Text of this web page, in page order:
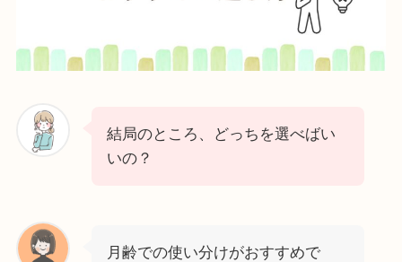
結局のところ、どっちを選べばい
いの？
月齢での使い分けがおすすめで